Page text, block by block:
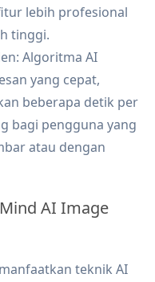
lebih profesional
tinggi.
Algoritma AI
yang cepat,
beberapa detik per
bagi pengguna yang
atau dengan
AI Image
teknik AI